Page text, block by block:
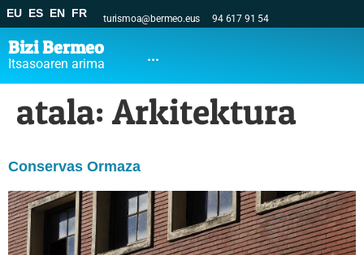
EU ES EN FR turismoa@bermeo.eus 94 617 91 54
Bizi Bermeo
Itsasoaren arima ...
atala:Arkitektura
Conservas Ormaza